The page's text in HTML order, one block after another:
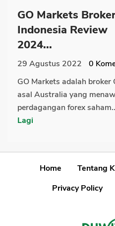
GO Markets
Indonesia Review
2024...
29 Agustus 2022 0
GO Markets adalah broker
asal Australia yang
perdagangan forex
Lagi
Home Tentang
Privacy Policy